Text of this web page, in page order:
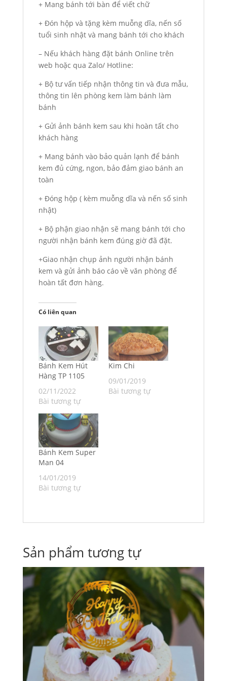
+ Mang bánh tới bàn để viết chữ
+ Đón hộp và tặng kèm muỗng dĩa, nến số
tuổi sinh nhật và mang bánh tới cho khách
– Nếu khách hàng đặt bánh Online trên
web hoặc qua Zalo/ Hotline:
+ Bộ tư vấn tiếp nhận thông tin và đưa mẫu,
thông tin lên phòng kem làm bánh làm
bánh
+ Gửi ảnh bánh kem sau khi hoàn tất cho
khách hàng
+ Mang bánh vào bảo quản lạnh để bánh
kem đủ cứng, ngon, bảo đảm giao bánh an
toàn
+ Đóng hộp ( kèm muỗng dĩa và nến số sinh
nhật)
+ Bộ phận giao nhận sẽ mang bánh tới cho
người nhận bánh kem đúng giờ đã đặt.
+Giao nhận chụp ảnh người nhận bánh
kem và gửi ảnh báo cáo về văn phòng để
hoàn tất đơn hàng.
Có liên quan
Bánh Kem Hút
Hàng TP 1105
02/11/2022
Bài tương tự
Kim Chi
09/01/2019
Bài tương tự
Bánh Kem Super
Man 04
14/01/2019
Bài tương tự
Sản phẩm tương tự